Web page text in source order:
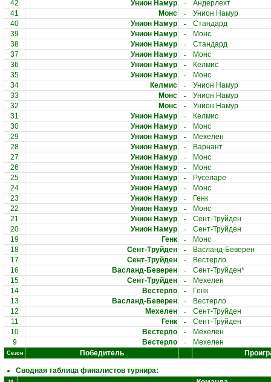
42
Унион Намур -
Андерлехт
41
Монс -
Унион Намур
40
Унион Намур -
Стандард
39
Унион Намур -
Монс
38
Унион Намур -
Стандард
37
Унион Намур -
Монс
36
Унион Намур -
Келмис
35
Унион Намур -
Монс
34
Келмис -
Унион Намур
33
Монс -
Унион Намур
32
Монс -
Унион Намур
31
Унион Намур -
Келмис
30
Унион Намур -
Монс
29
Унион Намур -
Мехелен
28
Унион Намур -
Варнант
27
Унион Намур -
Монс
26
Унион Намур -
Монс
25
Унион Намур -
Руселаре
24
Унион Намур -
Монс
23
Унион Намур -
Генк
22
Унион Намур -
Монс
21
Унион Намур -
Сент-Труйден
20
Унион Намур -
Сент-Труйден
19
Генк -
Монс
18
Сент-Труйден -
Васланд-Беверен
17
Сент-Труйден -
Вестерло
16
Васланд-Беверен - Сент-Труйден*
15
Сент-Труйден -
Мехелен
14
Вестерло -
Генк
13
Васланд-Беверен -
Вестерло
12
Мехелен -
Сент-Труйден
11
Генк -
Сент-Труйден
10
Вестерло -
Мехелен
9
Вестерло - Мехелен
Сезон Победитель
Сводная таблица финалистов турнира: